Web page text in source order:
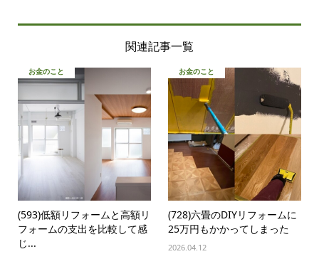
関連記事一覧
お金のこと
(593)低額リフォームと高額リ
フォームの支出を比較して感
じ...
お金のこと
(728)六畳のDIYリフォームに
25万円もかかってしまった
2026.04.12